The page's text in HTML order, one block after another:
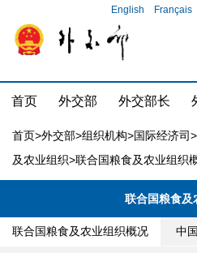
English Français
首页 外交部 外交部长
首页>外交部>组织机构>国际经济司>
及农业组织>联合国粮食及农业组织
联合国粮食及
联合国粮食及农业组织概况 中